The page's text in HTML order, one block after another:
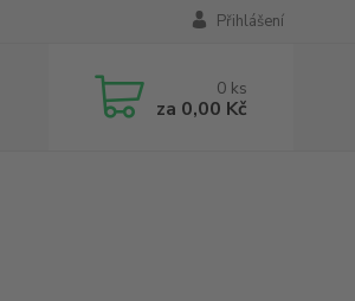
Přihlášení
0 ks
za 0,00 Kč